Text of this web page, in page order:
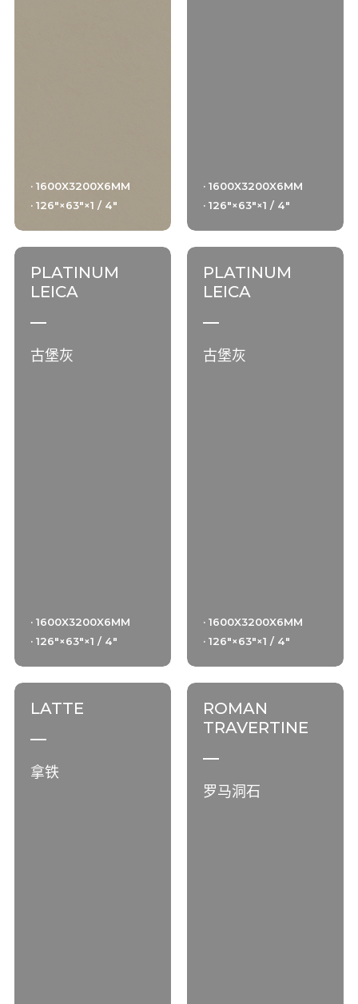
· 1600X3200X6MM
· 126"×63"×1 / 4"
· 1600X3200X6MM
· 126"×63"×1 / 4"
PLATINUM
LEICA
古堡灰
· 1600X3200X6MM
· 126"×63"×1 / 4"
PLATINUM
LEICA
古堡灰
· 1600X3200X6MM
· 126"×63"×1 / 4"
LATTE
拿铁
ROMAN
TRAVERTINE
罗马洞石